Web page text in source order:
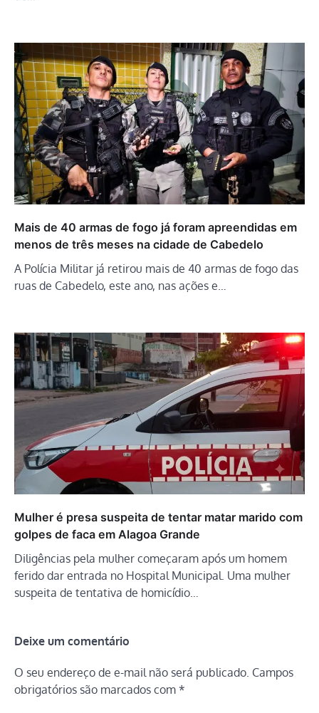
Mais de 40 armas de fogo já foram apreendidas em
menos de três meses na cidade de Cabedelo
A Polícia Militar já retirou mais de 40 armas de fogo das
ruas de Cabedelo, este ano, nas ações e…
Mulher é presa suspeita de tentar matar marido com
golpes de faca em Alagoa Grande
Diligências pela mulher começaram após um homem
ferido dar entrada no Hospital Municipal. Uma mulher
suspeita de tentativa de homicídio…
Deixe um comentário
O seu endereço de e-mail não será publicado. Campos
obrigatórios são marcados com *